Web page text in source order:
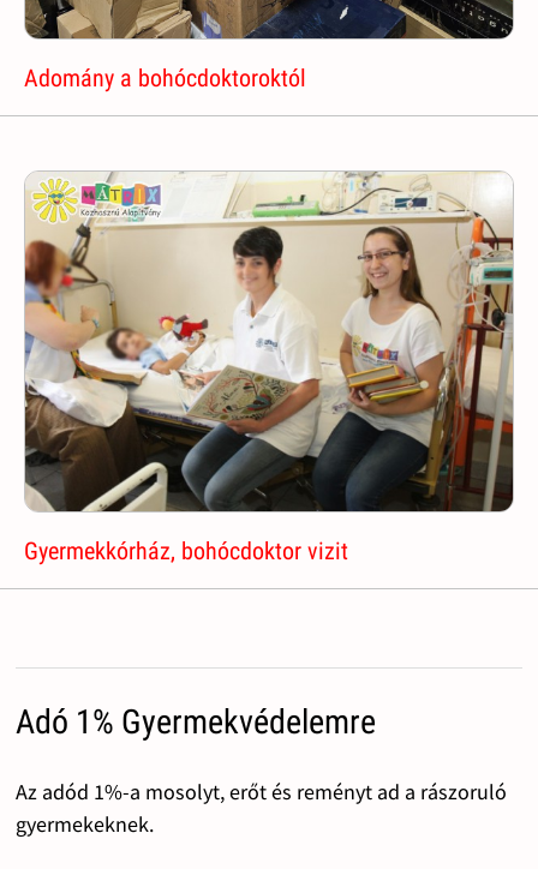
Adomány a bohócdoktoroktól
Gyermekkórház, bohócdoktor vizit
Adó 1% Gyermekvédelemre
Az adód 1%-a mosolyt, erőt és reményt ad a rászoruló
gyermekeknek.